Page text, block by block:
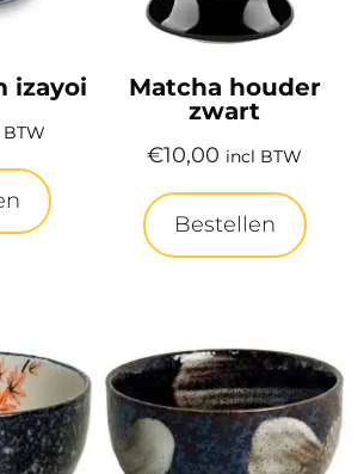
izayoi
Matcha houder
zwart
€10,00 incl BTW
Bestellen